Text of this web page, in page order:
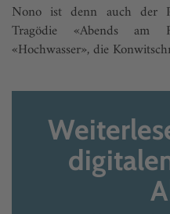
Nono ist denn auch der
Tragödie «Abends am
«Hochwasser», die